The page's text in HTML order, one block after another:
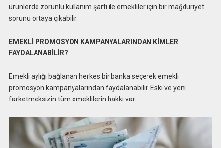
ürünlerde zorunlu kullanım şartı ile emekliler için bir mağduriyet
sorunu ortaya çıkabilir.
EMEKLİ PROMOSYON KAMPANYALARINDAN KİMLER
FAYDALANABİLİR?
Emekli aylığı bağlanan herkes bir banka seçerek emekli
promosyon kampanyalarından faydalanabilir. Eski ve yeni
farketmeksizin tüm emeklilerin hakkı var.